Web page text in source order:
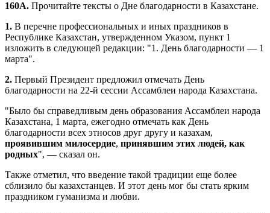
160А. Прочитайте тексты о Дне благодарности в Казахстане.
1. В перечне профессиональных и иных праздников в
Республике Казахстан, утвержденном Указом, пункт 1
изложить в следующей редакции: "1. День благодарности — 1
марта".
2. Первый Президент предложил отмечать День
благодарности на 22-й сессии Ассамблеи народа Казахстана.
"Было бы справедливым день образования Ассамблеи народа
Казахстана, 1 марта, ежегодно отмечать как День
благодарности всех этносов друг другу и казахам,
проявившим милосердие, принявшим этих людей, как
родных", — сказал он.
Также отметил, что введение такой традиции еще более
сблизило бы казахстанцев. И этот день мог бы стать ярким
праздником гуманизма и любви.